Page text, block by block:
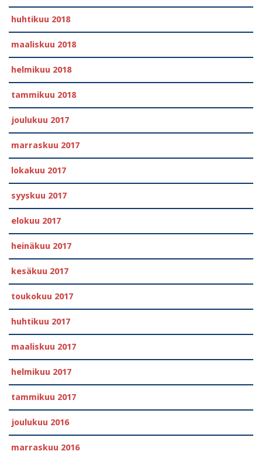
huhtikuu 2018
maaliskuu 2018
helmikuu 2018
tammikuu 2018
joulukuu 2017
marraskuu 2017
lokakuu 2017
syyskuu 2017
elokuu 2017
heinäkuu 2017
kesäkuu 2017
toukokuu 2017
huhtikuu 2017
maaliskuu 2017
helmikuu 2017
tammikuu 2017
joulukuu 2016
marraskuu 2016